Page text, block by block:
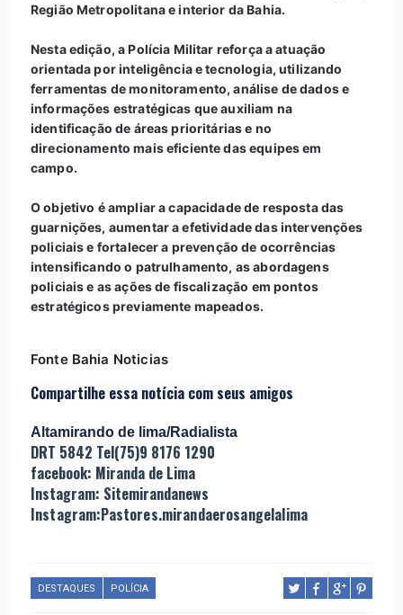
Região Metropolitana e interior da Bahia.
Nesta edição, a Polícia Militar reforça a atuação
orientada por inteligência e tecnologia, utilizando
ferramentas de monitoramento, análise de dados e
informações estratégicas que auxiliam na
identificação de áreas prioritárias e no
direcionamento mais eficiente das equipes em
campo.
O objetivo é ampliar a capacidade de resposta das
guarnições, aumentar a efetividade das intervenções
policiais e fortalecer a prevenção de ocorrências
intensificando o patrulhamento, as abordagens
policiais e as ações de fiscalização em pontos
estratégicos previamente mapeados.
Fonte Bahia Noticias
Compartilhe essa notícia com seus amigos
Altamirando de lima/Radialista
DRT 5842 Tel(75)9 8176 1290
facebook: Miranda de Lima
Instagram: Sitemirandanews
Instagram:Pastores.mirandaerosangelalima
DESTAQUES POLÍCIA